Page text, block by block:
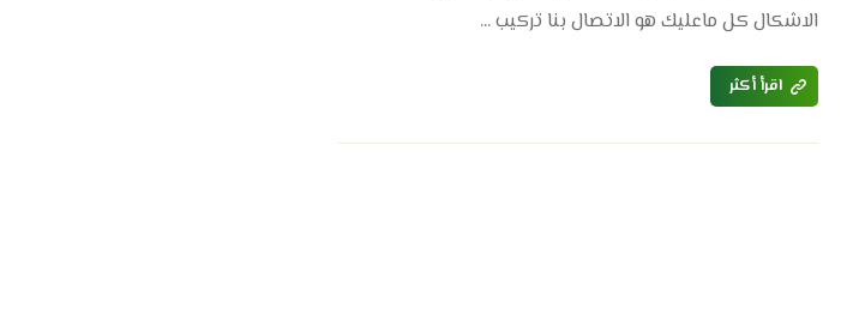
الاشكال كل ماعليك هو الاتصال بنا تركيب ...
اقرأ أكثر